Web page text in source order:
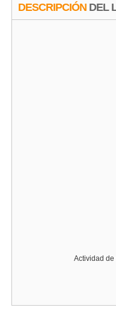
DESCRIPCIÓNDEL
Actividad